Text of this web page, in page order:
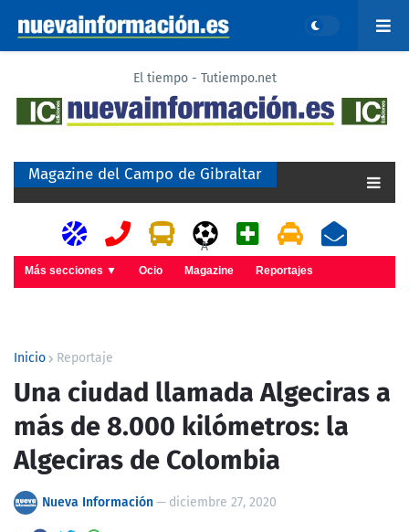
El tiempo - Tutiempo.net
Magazine del Campo de Gibraltar
A
Más secciones ▼ Ocio Magazine Reportajes
Inicio Reportaje
Una ciudad llamada Algeciras a
más de 8.000 kilómetros: la
Algeciras de Colombia
Nueva Información— diciembre 27, 2020